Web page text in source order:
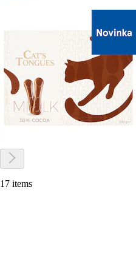
17 items